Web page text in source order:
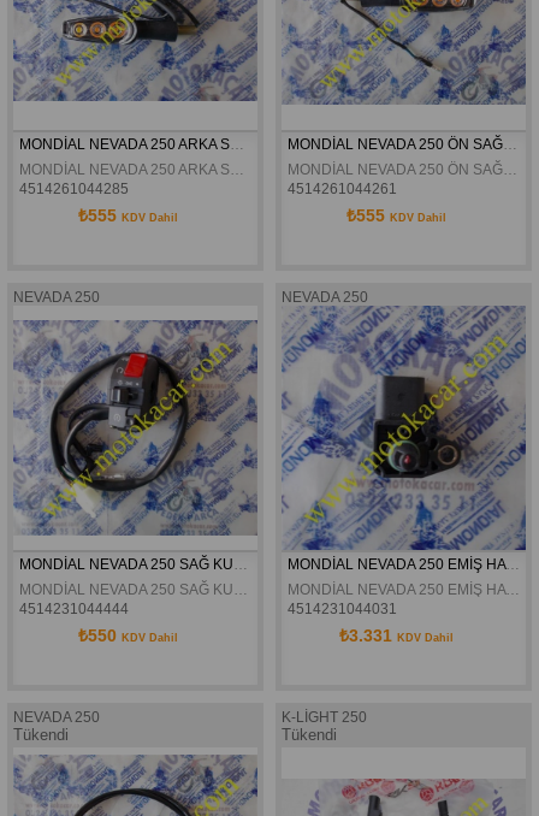
MONDİAL NEVADA 250 ARKA SOL SİNYAL ORJİNAL
MONDİAL NEVADA 250 ARKA SOL SİNYAL ORJİNAL
4514261044285
₺555 KDV Dahil
MONDİAL NEVADA 250 ÖN SAĞ SİNYAL ORJİNAL
MONDİAL NEVADA 250 ÖN SAĞ SİNYAL ORJİNAL
4514261044261
₺555 KDV Dahil
NEVADA 250
MONDİAL NEVADA 250 SAĞ KUMANDA ORJİNAL
MONDİAL NEVADA 250 SAĞ KUMANDA ORJİNAL
4514231044444
₺550 KDV Dahil
NEVADA 250
MONDİAL NEVADA 250 EMİŞ HAVASI SICAKLIK SENSÖRÜ ORJİNAL
MONDİAL NEVADA 250 EMİŞ HAVASI SICAKLIK SENSÖRÜ ORJİNAL
4514231044031
₺3.331 KDV Dahil
NEVADA 250
Tükendi
K-LİGHT 250
Tükendi